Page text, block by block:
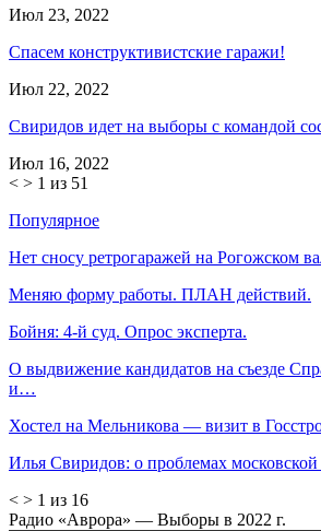
Июл 23, 2022
Спасем конструктивистские гаражи!
Июл 22, 2022
Свиридов идет на выборы с командой
Июл 16, 2022
< > 1 из 51
Популярное
Нет сносу ретрогаражей на Рогожском
Меняю форму работы. ПЛАН действий.
Бойня: 4-й суд. Опрос эксперта.
О выдвижение кандидатов на съезде
и…
Хостел на Мельникова — визит в
Илья Свиридов: о проблемах
< > 1 из 16
Радио «Аврора» — Выборы в 2022 г.